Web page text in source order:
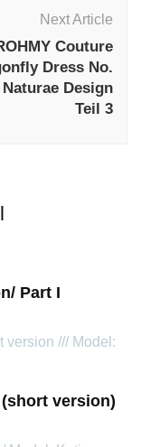
Next Article
Couture
Dress No.
Design
Teil 3
Part I
(short version)